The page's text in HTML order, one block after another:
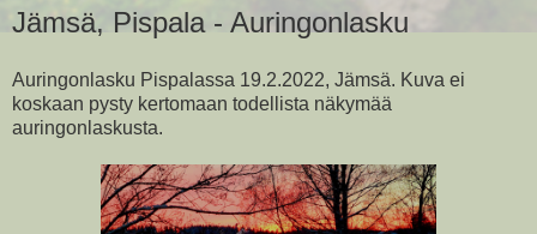
Jämsä, Pispala - Auringonlasku
Auringonlasku Pispalassa 19.2.2022, Jämsä. Kuva ei
koskaan pysty kertomaan todellista näkymää
auringonlaskusta.